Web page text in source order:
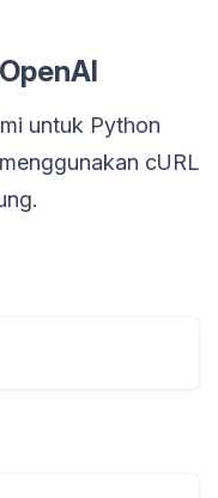
untuk Python
cURL